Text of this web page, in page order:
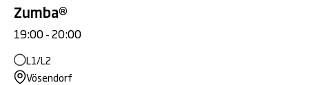
Zumba®
19:00 - 20:00
L1/L2
Vösendorf